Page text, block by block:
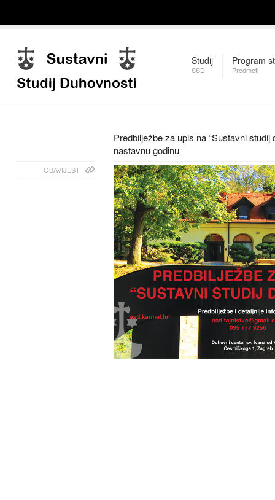
Studij
SSD
Program
Predmeti
Predbilježbe za upis na “Sustavni studij
nastavnu godinu
OBAVIJEST